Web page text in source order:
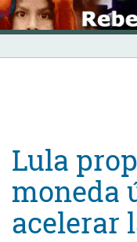
Skip
to
content
INICIO
Lula
moneda
acelerar